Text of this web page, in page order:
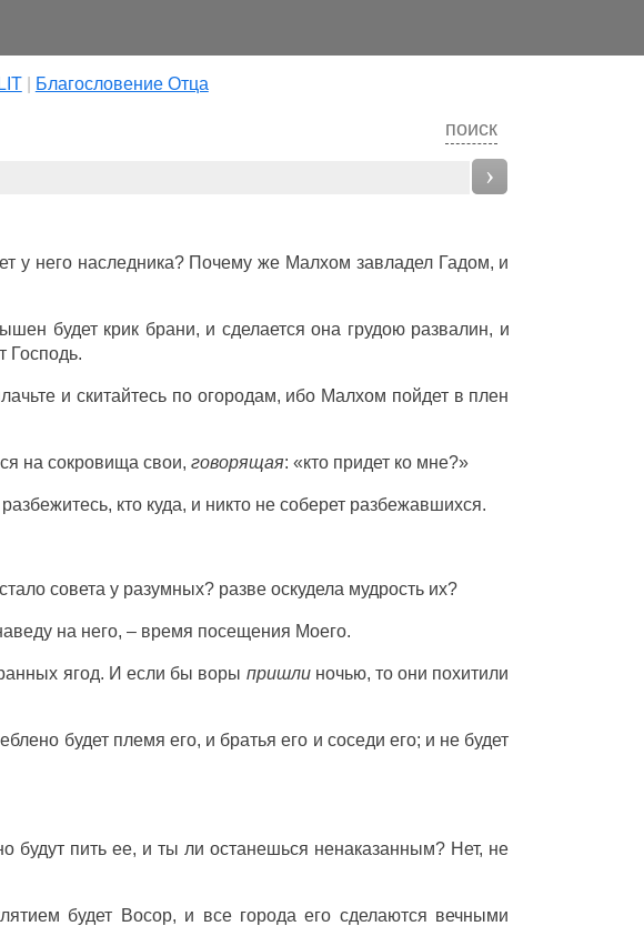
| Благословение Отца
поиск
›
у него наследника? Почему же Малхом завладел Гадом, и
будет крик брани, и сделается она грудою развалин, и
Господь.
и скитайтесьпо огородам, ибо Малхом пойдетв плен
на сокровища свои, говорящая: «кто придетко мне?»
разбежитесь, кто куда, и никто не соберет разбежавшихся.
стало совета у разумных? разве оскудела мудростьих?
на него, – время посещения Моего.
ягод. И если бы воры пришли ночью, то они похитили
будет племя его, и братья его и соседи его; и не будет
будут пить ее, и ты лиостанешься ненаказанным? Нет, не
будет Восор, и все города его сделаются вечными